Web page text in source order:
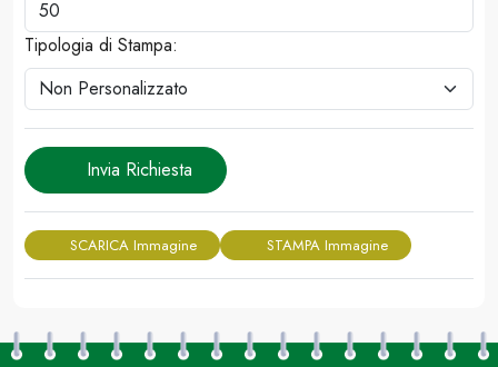
Tipologia di Stampa:
Invia Richiesta
SCARICA Immagine STAMPA Immagine